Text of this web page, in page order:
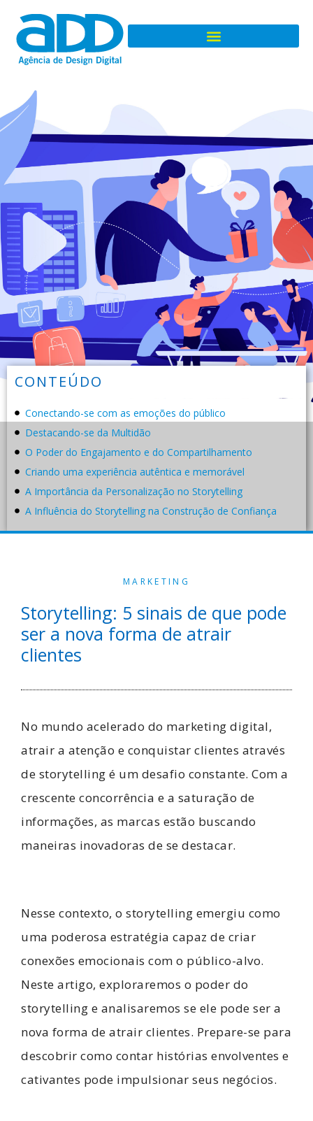
CONTEÚDO
Conectando-se com as emoções do público
Destacando-se da Multidão
O Poder do Engajamento e do Compartilhamento
Criando uma experiência autêntica e memorável
A Importância da Personalização no Storytelling
A Influência do Storytelling na Construção de Confiança
MARKETING
Storytelling: 5 sinais de que pode
ser a nova forma de atrair
clientes
No mundo acelerado do marketing digital,
atrair a atenção e conquistar clientes através
de storytelling é um desafio constante. Com a
crescente concorrência e a saturação de
informações, as marcas estão buscando
maneiras inovadoras de se destacar.
Nesse contexto, o storytelling emergiu como
uma poderosa estratégia capaz de criar
conexões emocionais com o público-alvo.
Neste artigo, exploraremos o poder do
storytelling e analisaremos se ele pode ser a
nova forma de atrair clientes. Prepare-se para
descobrir como contar histórias envolventes e
cativantes pode impulsionar seus negócios.